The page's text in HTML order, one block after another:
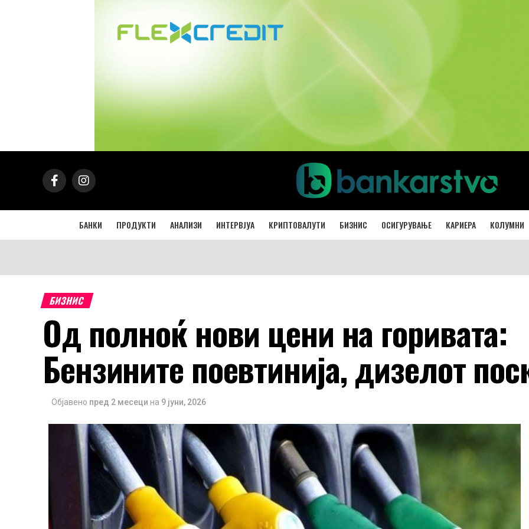
БАНКИ ПРОДУКТИ АНАЛИЗИ ИНТЕРВЈУА КРИПТОВАЛУТИ БИЗНИС ОСИГУРУВАЊЕ КАРИЕРА КОЛУМНИ
БИЗНИС
Од полноќ нови цени на горивата:
Бензините поевтинија, дизелот
Објавено пред 2 месеци на 9 јуни, 2026